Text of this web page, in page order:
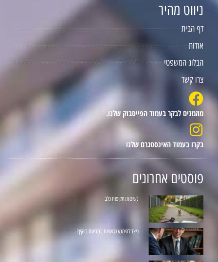
ניווט מהיר
דף הבית
אודות
הבלוג המשפטי
צרו קשר
מוזמנים לבקר בעמוד הפייסבוק שלנו.
בקרו בעמוד האינסטגרם שלנו
פוסטים אחרונים
נשיכות ותקיפות כלב
כיצד להימנע מטעויות בתביעת נזיקין?